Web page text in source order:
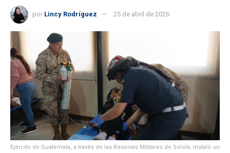
por Lincy Rodríguez 25 de abril de 2026
Ejército de Guatemala, a través de las Reservas Militares de Sololá, instaló un